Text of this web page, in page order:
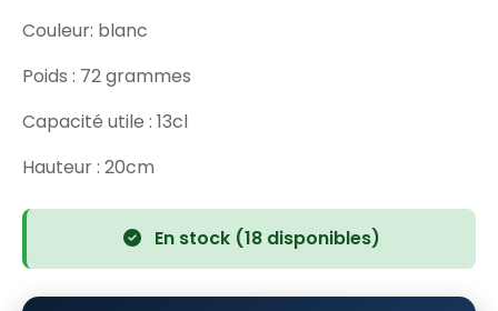
Couleur: blanc
Poids : 72 grammes
Capacité utile : 13cl
Hauteur : 20cm
En stock (18 disponibles)